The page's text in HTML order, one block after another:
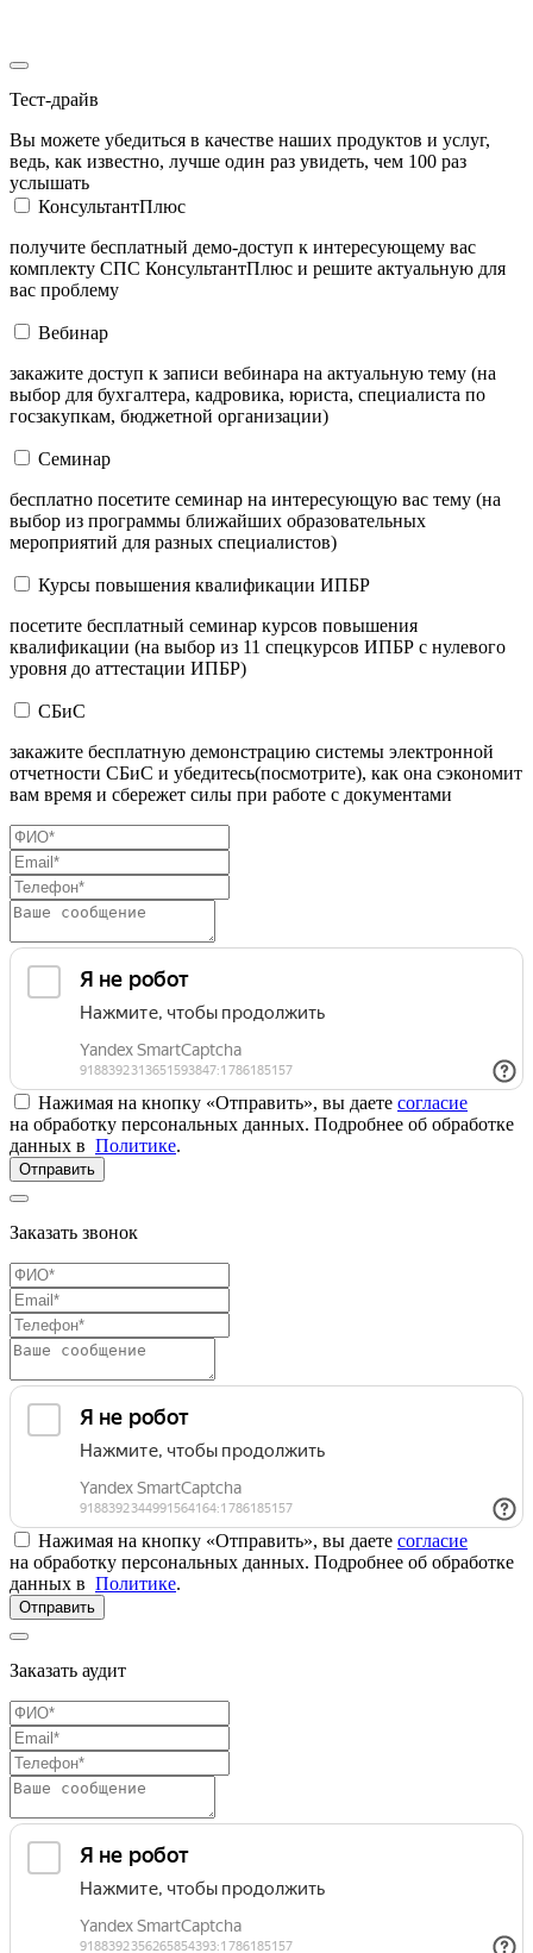
Тест-драйв
Вы можете убедиться в качестве наших продуктов и услуг,
ведь, как известно, лучше один раз увидеть, чем 100 раз
услышать
КонсультантПлюс
получите бесплатный демо-доступ к интересующему вас
комплекту СПС КонсультантПлюс и решите актуальную для
вас проблему
Вебинар
закажите доступ к записи вебинара на актуальную тему (на
выбор для бухгалтера, кадровика, юриста, специалиста по
госзакупкам, бюджетной организации)
Семинар
бесплатно посетите семинар на интересующую вас тему (на
выбор из программы ближайших образовательных
мероприятий для разных специалистов)
Курсы повышения квалификации ИПБР
посетите бесплатный семинар курсов повышения
квалификации (на выбор из 11 спецкурсов ИПБР с нулевого
уровня до аттестации ИПБР)
СБиС
закажите бесплатную демонстрацию системы электронной
отчетности СБиС и убедитесь(посмотрите), как она сэкономит
вам время и сбережет силы при работе с документами
Нажимая на кнопку «Отправить», вы даете согласие
на обработку персональных данных. Подробнее об обработке
данных в Политике.
Отправить
Заказать звонок
Нажимая на кнопку «Отправить», вы даете согласие
на обработку персональных данных. Подробнее об обработке
данных в Политике.
Отправить
Заказать аудит